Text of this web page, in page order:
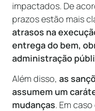
impactados. De
prazos estão mais
atrasos na
entrega do bem,
administração
Além disso, as
assumem um
mudanças. Em